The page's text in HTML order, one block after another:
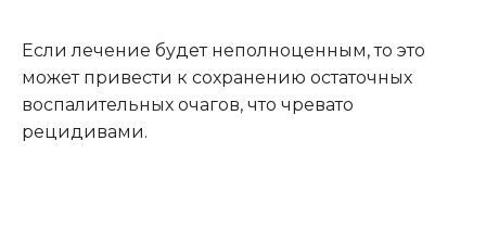
Если лечение будет неполноценным, то это
может привести к сохранению остаточных
воспалительных очагов, что чревато
рецидивами.